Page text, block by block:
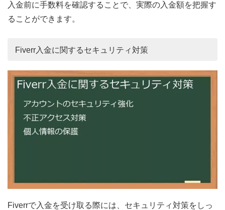
入金前に手数料を確認することで、実際の入金額を把握す
ることができます。
Fiverr入金に関するセキュリティ対策
Fiverrで入金を受け取る際には、セキュリティ対策をしっ